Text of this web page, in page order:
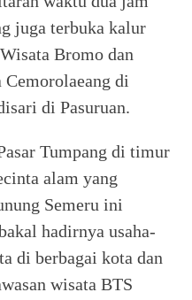
juga terbuka kalur
Bromo dan
di
di Pasuruan.
Tumpang di timur
alam yang
Semeru ini
hadirnya usaha-
di berbagai kota dan
wisata BTS